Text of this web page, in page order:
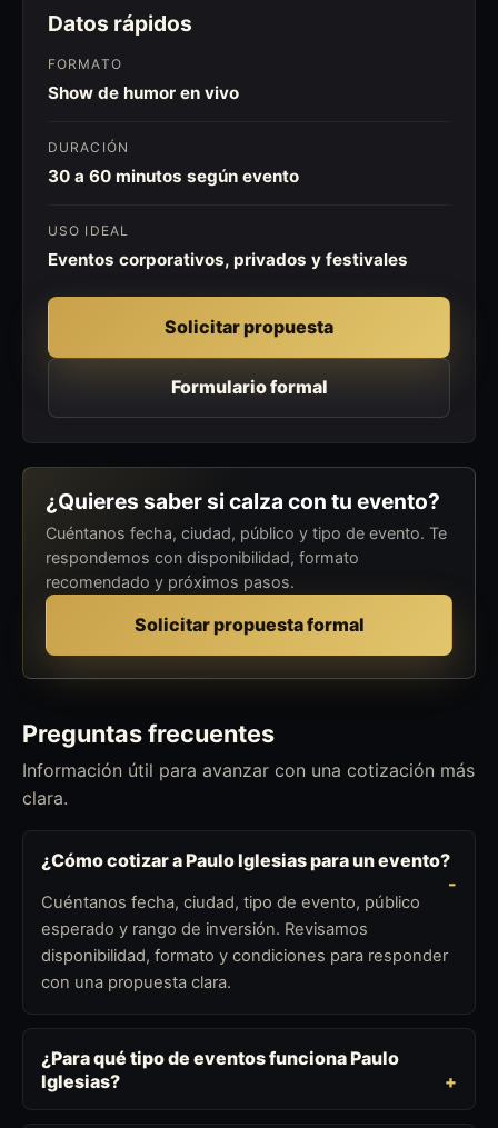
Datos rápidos
FORMATO
Show de humor en vivo
DURACIÓN
30 a 60 minutos según evento
USO IDEAL
Eventos corporativos, privados y festivales
Solicitar propuesta
Formulario formal
¿Quieres saber si calza con tu evento?
Cuéntanos fecha, ciudad, público y tipo de evento. Te
respondemos con disponibilidad, formato
recomendado y próximos pasos.
Solicitar propuesta formal
Preguntas frecuentes
Información útil para avanzar con una cotización más
clara.
¿Cómo cotizar a Paulo Iglesias para un evento?
Cuéntanos fecha, ciudad, tipo de evento, público
esperado y rango de inversión. Revisamos
disponibilidad, formato y condiciones para responder
con una propuesta clara.
¿Para qué tipo de eventos funciona Paulo
Iglesias?